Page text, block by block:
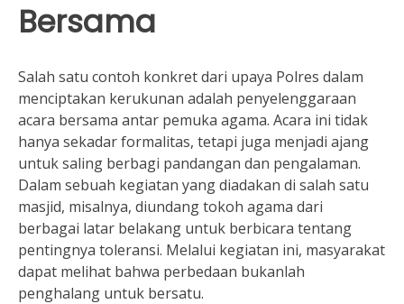
Bersama
Salah satu contoh konkret dari upaya Polres dalam
menciptakan kerukunan adalah penyelenggaraan
acara bersama antar pemuka agama. Acara ini tidak
hanya sekadar formalitas, tetapi juga menjadi ajang
untuk saling berbagi pandangan dan pengalaman.
Dalam sebuah kegiatan yang diadakan di salah satu
masjid, misalnya, diundang tokoh agama dari
berbagai latar belakang untuk berbicara tentang
pentingnya toleransi. Melalui kegiatan ini, masyarakat
dapat melihat bahwa perbedaan bukanlah
penghalang untuk bersatu.